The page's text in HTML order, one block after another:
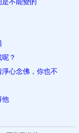
不能變的
？
心念佛，你也不
他